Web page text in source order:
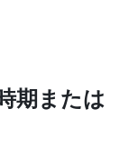
期または